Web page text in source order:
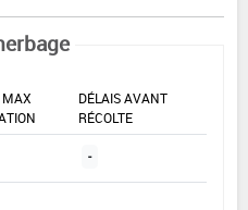
MAX
DÉLAIS AVANT
RÉCOLTE
-